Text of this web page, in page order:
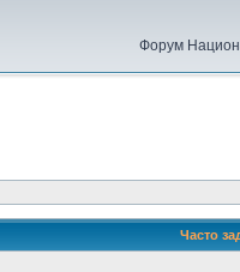
Форум
Часто